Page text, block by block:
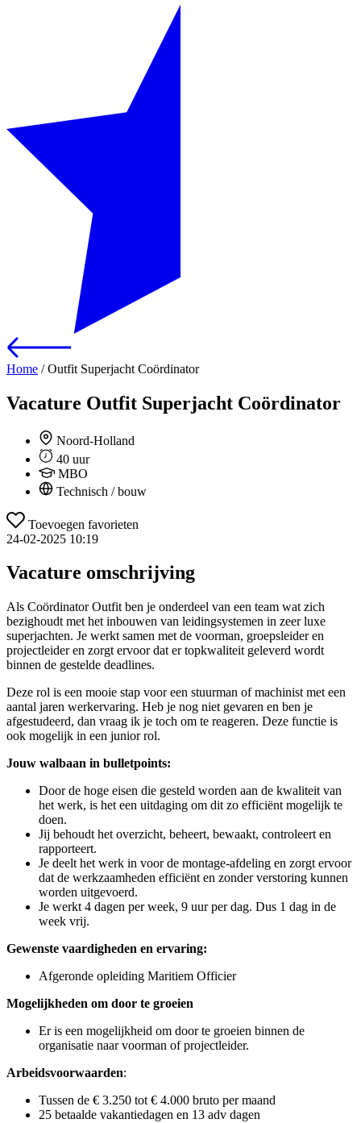
Home /Outfit Superjacht Coördinator
Vacature Outfit Superjacht Coördinator
Noord-Holland
40 uur
MBO
Technisch / bouw
Toevoegen favorieten
24-02-2025 10:19
Vacature omschrijving
Als Coördinator Outfit ben je onderdeel van een team wat zich
bezighoudt met het inbouwen van leidingsystemen in zeer luxe
superjachten. Je werkt samen met de voorman, groepsleider en
projectleider en zorgt ervoor dat er topkwaliteit geleverd wordt
binnen de gestelde deadlines.
Deze rol is een mooie stap voor een stuurman of machinist met een
aantal jaren werkervaring. Heb je nog niet gevaren en ben je
afgestudeerd, dan vraag ik je toch om te reageren. Deze functie is
ook mogelijk in een junior rol.
Jouw walbaan in bulletpoints:
Door de hoge eisen die gesteld worden aan de kwaliteit van
het werk, is het een uitdaging om dit zo efficiënt mogelijk te
doen.
Jij behoudt het overzicht, beheert, bewaakt, controleert en
rapporteert.
Je deelt het werk in voor de montage-afdeling en zorgt ervoor
dat de werkzaamheden efficiënt en zonder verstoring kunnen
worden uitgevoerd.
Je werkt 4 dagen per week, 9 uur per dag. Dus 1 dag in de
week vrij.
Gewenste vaardigheden en ervaring:
Afgeronde opleiding Maritiem Officier
Mogelijkheden om door te groeien
Er is een mogelijkheid om door te groeien binnen de
organisatie naar voorman of projectleider.
Arbeidsvoorwaarden:
Tussen de € 3.250 tot € 4.000 bruto per maand
25 betaalde vakantiedagen en 13 adv dagen